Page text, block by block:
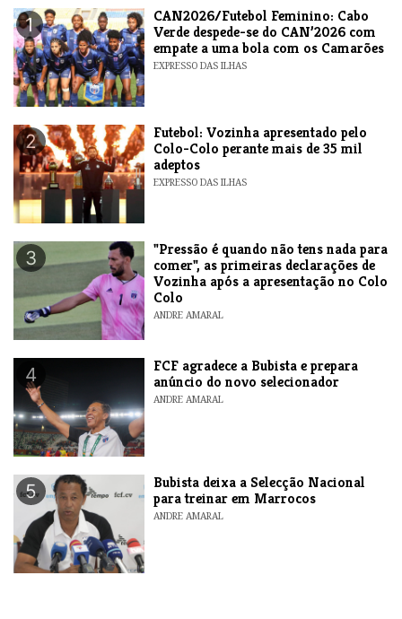
1
CAN2026/Futebol Feminino: Cabo
Verde despede-se do CAN’2026 com
empate a uma bola com os Camarões
EXPRESSO DAS ILHAS
2
Futebol: Vozinha apresentado pelo
Colo-Colo perante mais de 35 mil
adeptos
EXPRESSO DAS ILHAS
3
"Pressão é quando não tens nada para
comer", as primeiras declarações de
Vozinha após a apresentação no Colo
Colo
ANDRE AMARAL
4
FCF agradece a Bubista e prepara
anúncio do novo selecionador
ANDRE AMARAL
5
Bubista deixa a Selecção Nacional
para treinar em Marrocos
ANDRE AMARAL